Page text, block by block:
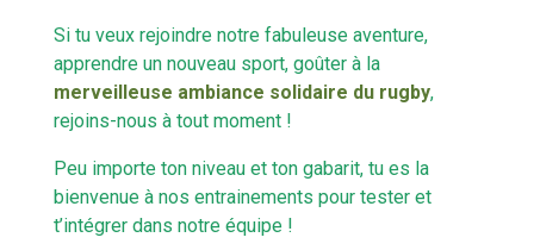
Si tu veux rejoindre notre fabuleuse aventure,
apprendre un nouveau sport, goûter à la
merveilleuse ambiance solidaire du rugby,
rejoins-nous à tout moment !
Peu importe ton niveau et ton gabarit, tu es la
bienvenue à nos entrainements pour tester et
t’intégrer dans notre équipe !